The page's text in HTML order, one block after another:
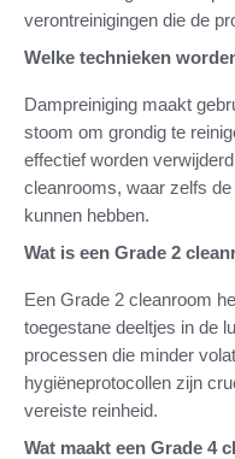
verontreinigingen die de
Welke technieken
Dampreiniging maakt
stoom om grondig te
effectief worden
cleanrooms, waar zelfs
kunnen hebben.
Wat is een Grade 2
Een Grade 2 cleanroom
toegestane deeltjes in de
processen die minder
hygiëneprotocollen zijn
vereiste reinheid.
Wat maakt een Grade 4